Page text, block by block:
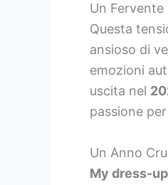
Un
Questa
ansioso di
emozioni
uscita nel
passione
Un Anno
My dress-